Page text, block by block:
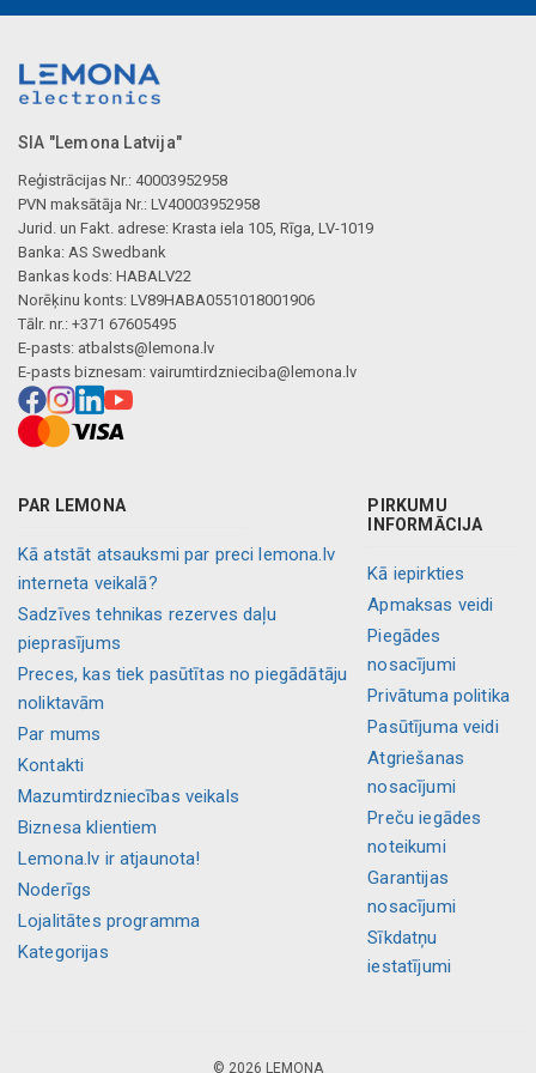
Mākslīgā intelekta apraksts
SIA "Lemona Latvija"
Reģistrācijas Nr.: 40003952958
PVN maksātāja Nr.: LV40003952958
Jurid. un Fakt. adrese: Krasta iela 105, Rīga, LV-1019
Banka: AS Swedbank
Bankas kods: HABALV22
Norēķinu konts: LV89HABA0551018001906
Tālr. nr.: +371 67605495
E-pasts: atbalsts@lemona.lv
E-pasts biznesam: vairumtirdznieciba@lemona.lv
PAR LEMONA
Kā atstāt atsauksmi par preci lemona.lv
interneta veikalā?
Sadzīves tehnikas rezerves daļu
pieprasījums
Preces, kas tiek pasūtītas no piegādātāju
noliktavām
Par mums
Kontakti
Mazumtirdzniecības veikals
Biznesa klientiem
Lemona.lv ir atjaunota!
Noderīgs
Lojalitātes programma
Kategorijas
PIRKUMU
INFORMĀCIJA
Kā iepirkties
Apmaksas veidi
Piegādes
nosacījumi
Privātuma politika
Pasūtījuma veidi
Atgriešanas
nosacījumi
Preču iegādes
noteikumi
Garantijas
nosacījumi
Sīkdatņu
iestatījumi
© 2026 LEMONA